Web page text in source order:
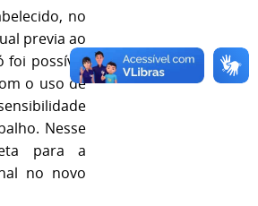
no
previa ao
foi possível
o uso de
Nesse
para a
no novo